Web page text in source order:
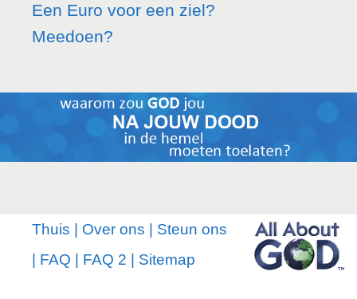
Een Euro voor een ziel?
Meedoen?
Thuis Over ons
Steun ons
FAQ FAQ 2 Sitemap